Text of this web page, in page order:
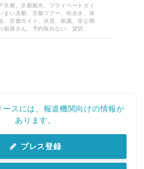
京都、京都観光、プライベートガイ
まい京都、京都ツアー、街歩き、体
、京都ガイド、伏見、祇園、非公開、
稲荷さん、予約取れない、貸切
ースには、報道機関向けの情報が
あります。
プレス登録